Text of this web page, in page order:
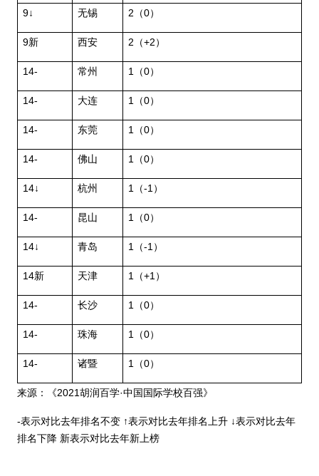
9↓ 无锡 2 （0）
9新 西安 2 （+2）
14- 常州 1 （0）
14- 大连 1 （0）
14- 东莞 1 （0）
14- 佛山 1 （0）
14↓ 杭州 1 （-1 ）
14- 昆山 1 （0）
14↓ 青岛 1 （-1 ）
14新 天津 1 （+1 ）
14- 长沙 1 （0）
14- 珠海 1 （0）
14- 诸暨 1 （0）
来源：《2021胡润百学·中国国际学校百强》
-表示对比去年排名不变 ↑表示对比去年排名上升 ↓表示对比去年
排名下降 新表示对比去年新上榜